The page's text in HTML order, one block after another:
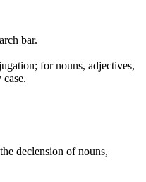
bar.
for nouns, adjectives,
declension of nouns,